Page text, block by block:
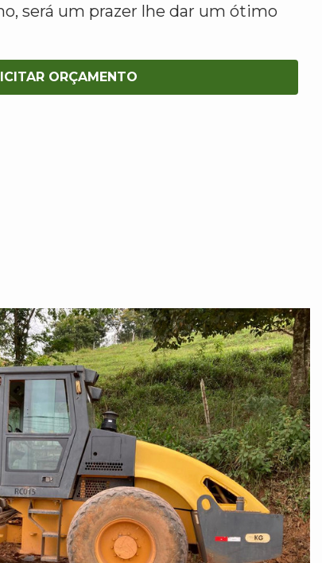
será um prazer lhe dar um ótimo
ORÇAMENTO